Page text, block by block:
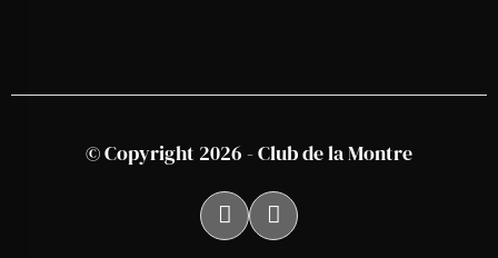
© Copyright 2026 - Club de la Montre